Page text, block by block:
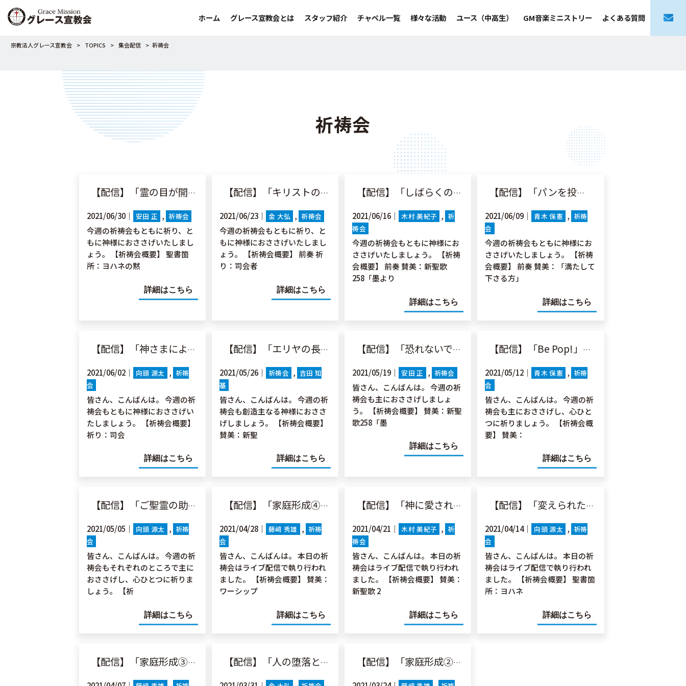
ホーム グレース宣教会とは スタッフ紹介 チャペル一覧 様々な活動 ユース（中高生） GM音楽ミニストリー よくある質問
宗教法人グレース宣教会 > TOPICS > 集会配信 > 祈祷会
祈祷会
【配信】「霊の目が開かれる」黙3:14-22
2021/06/30｜ 安田 正 祈祷会
今週の祈祷会もともに祈り、と
もに神様におささげいたしまし
ょう。 【祈祷会概要】 聖書箇
所：ヨハネの黙
詳細はこちら
【配信】「キリストの愛に変えられて」ルカ19:1-10
2021/06/23｜ 金 大弘 祈祷会
今週の祈祷会もともに祈り、と
もに神様におささげいたしまし
ょう。 【祈祷会概要】 前奏 祈
り：司会者
詳細はこちら
【配信】「しばらくの苦しみ」出1:1-22
2021/06/16｜ 木村 美紀子
祈
祷会
今週の祈祷会もともに神様にお
ささげいたしましょう。 【祈祷
会概要】 前奏 賛美：新聖歌
258「墨より
詳細はこちら
【配信】「パンを投げる人」伝11:1
2021/06/09｜ 青木 保憲
祈祷
会
今週の祈祷会もともに神様にお
ささげいたしましょう。 【祈祷
会概要】 前奏 賛美：「満たして
下さる方」
詳細はこちら
【配信】「神さまによる健康」Ⅰテサ5:23-24
2021/06/02｜ 向頭 源太
祈祷
会
皆さん、こんばんは。 今週の祈
祷会もともに神様におささげい
たしましょう。 【祈祷会概要】
祈り：司会
詳細はこちら
【配信】「エリヤの長い道のり」Ⅰ列19:1-8
2021/05/26｜ 祈祷会
吉田 知
基
皆さん、こんばんは。 今週の祈
祷会も創造主なる神様におささ
げしましょう。 【祈祷会概要】
賛美：新聖
詳細はこちら
【配信】「恐れないで信じなさい」マコ5:21-24, 35-43
2021/05/19｜ 安田 正 祈祷会
皆さん、こんばんは。 今週の祈
祷会も主におささげしましょ
う。 【祈祷会概要】 賛美：新聖
歌258「墨
詳細はこちら
【配信】「Be Pop!」箴言14:4
2021/05/12｜ 青木 保憲
祈祷
会
皆さん、こんばんは。 今週の祈
祷会も主におささげし、心ひと
つに祈りましょう。 【祈祷会概
要】 賛美：
詳細はこちら
【配信】「ご聖霊の助けを得る」ヨハ14:13-31
2021/05/05｜ 向頭 源太
祈祷
会
皆さん、こんばんは。 今週の祈
祷会もそれぞれのところで主に
おささげし、心ひとつに祈りま
しょう。 【祈
詳細はこちら
【配信】「家庭形成④ 何を目指すのか」伝4:12
2021/04/28｜ 藤﨑 秀雄
祈祷
会
皆さん、こんばんは。 本日の祈
祷会はライブ配信で執り行われ
ました。 【祈祷会概要】 賛美：
ワーシップ
詳細はこちら
【配信】「神に愛された人よ」ロマ8:28-39
2021/04/21｜ 木村 美紀子
祈
祷会
皆さん、こんばんは。 本日の祈
祷会はライブ配信で執り行われ
ました。 【祈祷会概要】 賛美：
新聖歌 2
詳細はこちら
【配信】「変えられたトマス」ヨハ20:19-31
2021/04/14｜ 向頭 源太
祈祷
会
皆さん、こんばんは。 本日の祈
祷会はライブ配信で執り行われ
ました。 【祈祷会概要】 聖書箇
所：ヨハネ
詳細はこちら
【配信】「家庭形成③互いに」エペ5:21 【配信】「人の堕落と神の恵み」創3:1-24 【配信】「家庭形成②」創2:24